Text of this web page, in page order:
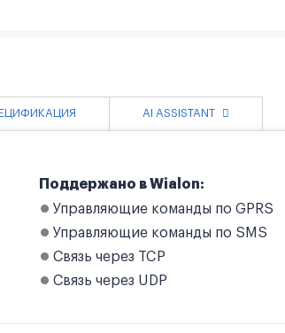
AI ASSISTANT
Поддержано в Wialon:
Управляющие команды по GPRS
Управляющие команды по SMS
Связь через TCP
Связь через UDP